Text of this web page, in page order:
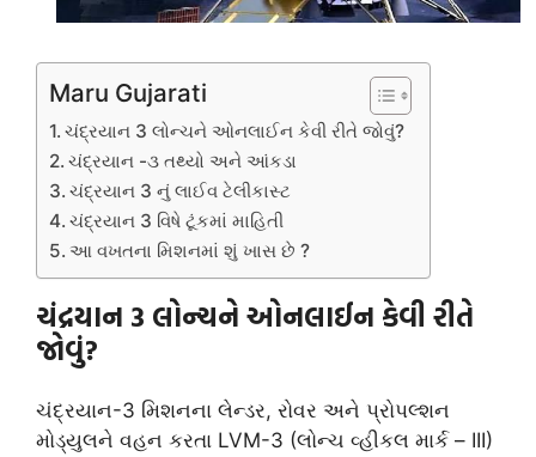
Maru Gujarati
ચંદ્રયાન 3 લોન્ચને ઓનલાઈન કેવી રીતે જોવું?
ચંદ્રયાન -૩ તથ્યો અને આંકડા
ચંદ્રયાન 3 નું લાઈવ ટેલીકાસ્ટ
ચંદ્રયાન 3 વિષે ટૂંકમાં માહિતી
આ વખતના મિશનમાં શું ખાસ છે ?
ચંદ્રયાન 3 લોન્ચને ઓનલાઈન કેવી રીતે
જોવું?
ચંદ્રયાન-3 મિશનના લેન્ડર, રોવર અને પ્રોપલ્શન
મોડ્યુલને વહન કરતા LVM-3 (લોન્ચ વ્હીકલ માર્ક – III)